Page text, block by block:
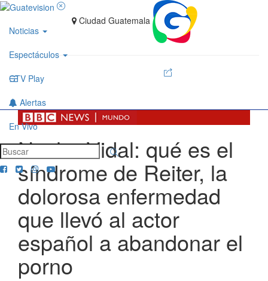
Noticias
Espectáculos
GTV Play
Alertas
En Vivo
Ciudad Guatemala
Nacho Vidal: qué es el
síndrome de Reiter, la
dolorosa enfermedad
que llevó al actor
español a abandonar el
porno